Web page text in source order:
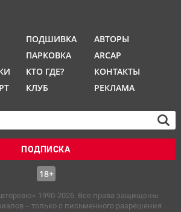
ПОДШИВКА
ПАРКОВКА
КТО ГДЕ?
КЛУБ
АВТОРЫ
ARCAP
КОНТАКТЫ
РЕКЛАМА
ПОДПИСКА
18+
1990-2026. Все права защищены.
– только с письменного разрешения